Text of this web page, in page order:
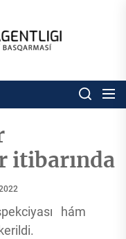
Respublikası
basqarması
itibarında
hám